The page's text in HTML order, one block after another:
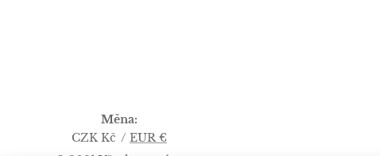
Měna
CZK Kč
EUR €